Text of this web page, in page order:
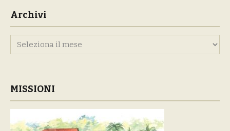
Archivi
Archivi
MISSIONI